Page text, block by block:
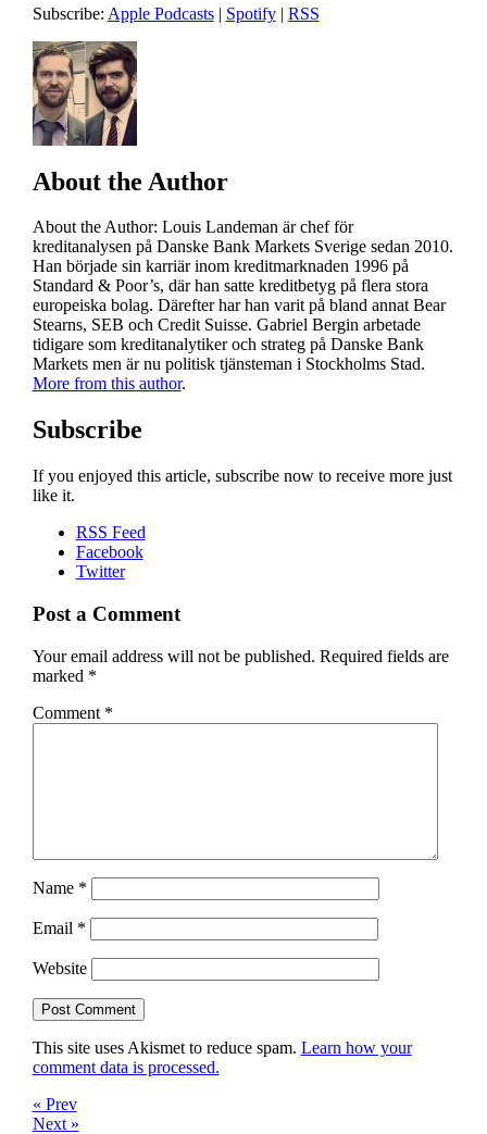
Subscribe: Apple Podcasts| Spotify| RSS
About the Author
About the Author: Louis Landeman är chef för
kreditanalysen på Danske Bank Markets Sverige sedan 2010.
Han började sin karriär inom kreditmarknaden 1996 på
Standard & Poor’s, där han satte kreditbetyg på flera stora
europeiska bolag. Därefter har han varit på bland annat Bear
Stearns, SEB och Credit Suisse. Gabriel Bergin arbetade
tidigare som kreditanalytiker och strateg på Danske Bank
Markets men är nu politisk tjänsteman i Stockholms Stad.
More from this author.
Subscribe
If you enjoyed this article, subscribe now to receive more just
like it.
RSS Feed
Facebook
Twitter
Post a Comment
Your email address will not be published. Required fields are
marked *
Comment *
Name *
Email *
Website
This site uses Akismet to reduce spam. Learn how your
comment data is processed.
« Prev
Next »